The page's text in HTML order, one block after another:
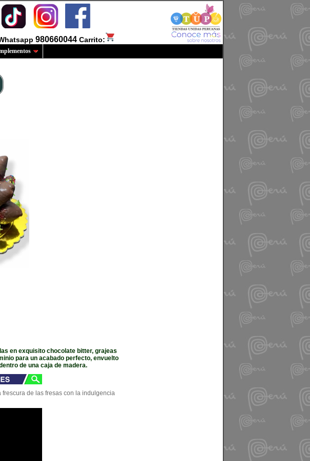
980660044 Carrito:
en exquisito chocolate bitter, grajeas
para un acabado perfecto, envuelto
de una caja de madera.
de las fresas con la indulgencia